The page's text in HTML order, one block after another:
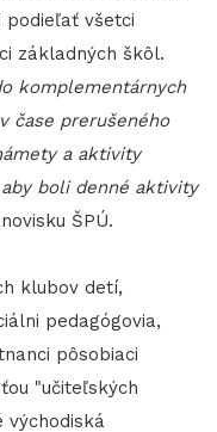
podieľať všetci
základných škôl.
komplementárnych
čase prerušeného
a aktivity
boli denné aktivity
ŠPÚ.
klubov detí,
pedagógovia,
pôsobiaci
"učiteľských